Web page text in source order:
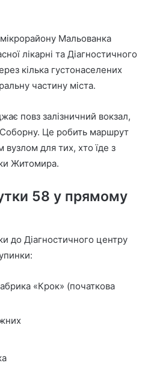
Мальованка
лікарні та Діагностичного
кілька густонаселених
частину міста.
повз залізничний вокзал,
Це робить маршрут
для тих, хто їде з
Житомира.
58 у прямому
до Діагностичного центру
«Крок» (початкова